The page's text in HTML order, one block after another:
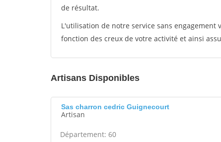
de résultat.
L'utilisation de notre service sans
fonction des creux de votre activité et ainsi
Artisans Disponibles
Sas charron cedric Guignecourt
Artisan
Département: 60